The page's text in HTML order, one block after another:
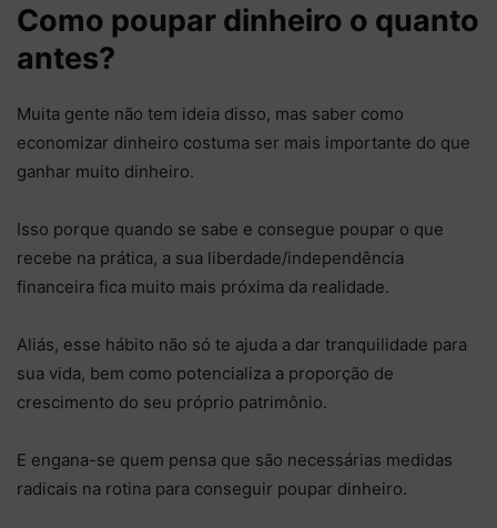
Como poupar dinheiro o quanto
antes?
Muita gente não tem ideia disso, mas saber como
economizar dinheiro costuma ser mais importante do que
ganhar muito dinheiro.
Isso porque quando se sabe e consegue poupar o que
recebe na prática, a sua liberdade/independência
financeira fica muito mais próxima da realidade.
Aliás, esse hábito não só te ajuda a dar tranquilidade para
sua vida, bem como potencializa a proporção de
crescimento do seu próprio patrimônio.
E engana-se quem pensa que são necessárias medidas
radicais na rotina para conseguir poupar dinheiro.